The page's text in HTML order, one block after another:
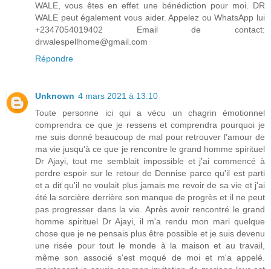
WALE, vous êtes en effet une bénédiction pour moi. DR
WALE peut également vous aider. Appelez ou WhatsApp lui
+2347054019402 Email de contact:
drwalespellhome@gmail.com
Répondre
Unknown 4 mars 2021 à 13:10
Toute personne ici qui a vécu un chagrin émotionnel
comprendra ce que je ressens et comprendra pourquoi je
me suis donné beaucoup de mal pour retrouver l'amour de
ma vie jusqu'à ce que je rencontre le grand homme spirituel
Dr Ajayi, tout me semblait impossible et j'ai commencé à
perdre espoir sur le retour de Dennise parce qu'il est parti
et a dit qu'il ne voulait plus jamais me revoir de sa vie et j'ai
été la sorcière derrière son manque de progrès et il ne peut
pas progresser dans la vie. Après avoir rencontré le grand
homme spirituel Dr Ajayi, il m'a rendu mon mari quelque
chose que je ne pensais plus être possible et je suis devenu
une risée pour tout le monde à la maison et au travail,
même son associé s'est moqué de moi et m'a appelé.